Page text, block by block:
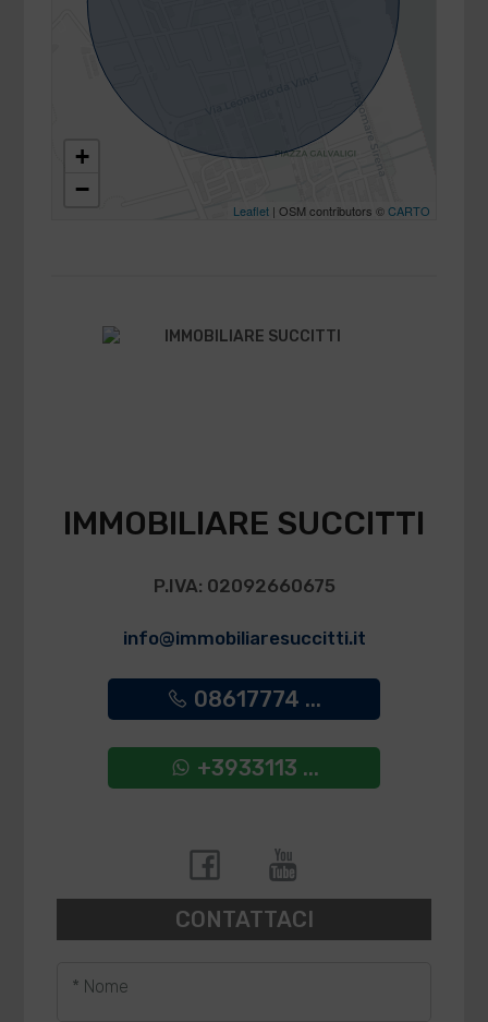
+
−
Leaflet| OSM contributors ©CARTO
IMMOBILIARE SUCCITTI
P.IVA: 02092660675
info@immobiliaresuccitti.it
08617774 ...
+3933113 ...
CONTATTACI
* Nome